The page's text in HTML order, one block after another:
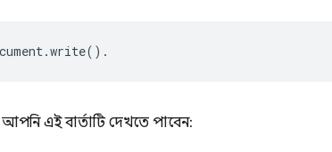
এই বার্তাটি দেখতে পাবেন: